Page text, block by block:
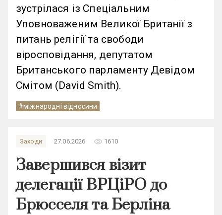
зустрілася із Спеціальним
Уповноваженим Великої Британії з
питань релігії та свободи
віросповідання, депутатом
Британського парламенту Девідом
Смітом (David Smith).
#міжнародні відносини
Заходи 27.06.2026 remove_red_eye 1610
Завершився візит
делегації ВРЦіРО до
Брюсселя та Берліна